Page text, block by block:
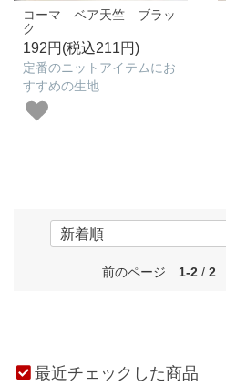
コーマ ベア天竺 ブラッ
ク
192円(税込211円)
定番のニットアイテムにお
すすめの生地
前のページ 1-2 / 2
最近チェックした商品